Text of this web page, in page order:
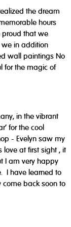
the dream
hours
proud that we
in addition
wall paintings No
for the magic of
in the vibrant
for the cool
- Evelyn saw my
love at first sight , it
I am very happy
I have learned to
come back soon to